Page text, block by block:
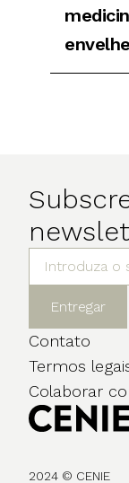
Entregar
Contato
Termos
Colaborar
2024 © CENIE